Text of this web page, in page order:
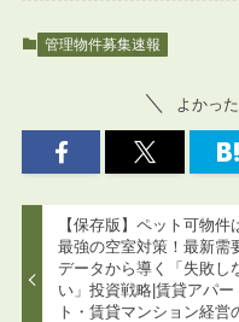
管理物件募集速報
よかっ
【保存版】ペット可物件
最強の空室対策！最新需
データから導く「失敗し
い」投資戦略|賃貸アパー
ト・賃貸マンション経営